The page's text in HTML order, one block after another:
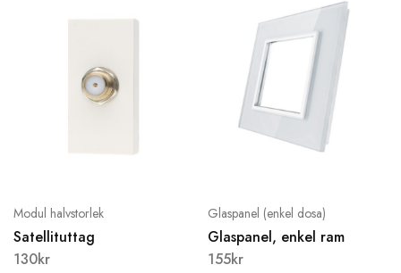
Modul halvstorlek
Satellituttag
130kr
Glaspanel (enkel dosa)
Glaspanel, enkel ram
155kr